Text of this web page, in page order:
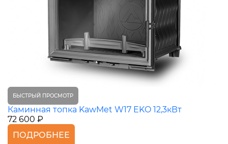
БЫСТРЫЙ ПРОСМОТР
Каминная топка KawMet W17 EKO 12,3кВт
72 600 ₽
ПОДРОБНЕЕ